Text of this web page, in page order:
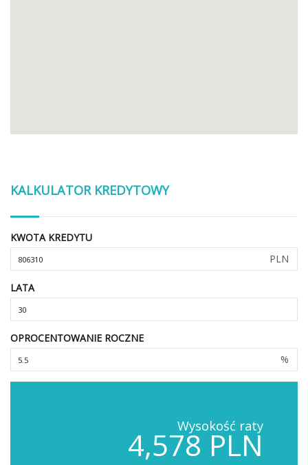
KALKULATOR KREDYTOWY
KWOTA KREDYTU
PLN
LATA
OPROCENTOWANIE ROCZNE
%
Wysokość raty
4,578 PLN